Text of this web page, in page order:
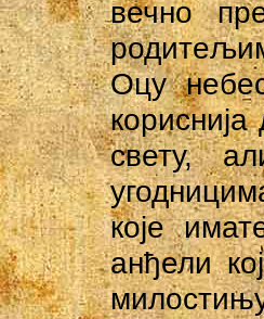
вечно
Оцу
свету,
које
анђели